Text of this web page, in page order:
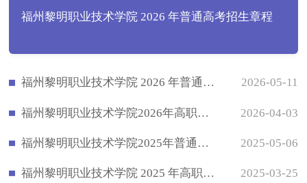
福州黎明职业技术学院 2026 年普通高考招生章程
福州黎明职业技术学院 2026 年普通高考招生章程 2026-05-11
福州黎明职业技术学院2026年高职院校分类考试招生章程 2026-04-03
福州黎明职业技术学院2025年普通高考招生章程 2025-05-06
福州黎明职业技术学院 2025 年高职院校分类考试招生章程 2025-03-25